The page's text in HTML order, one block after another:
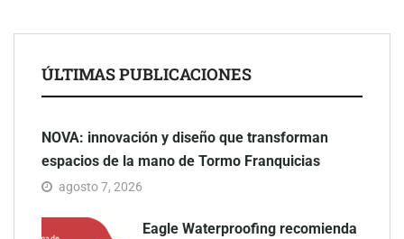
ÚLTIMAS PUBLICACIONES
NOVA: innovación y diseño que transforman
espacios de la mano de Tormo Franquicias
agosto 7, 2026
Eagle Waterproofing recomienda